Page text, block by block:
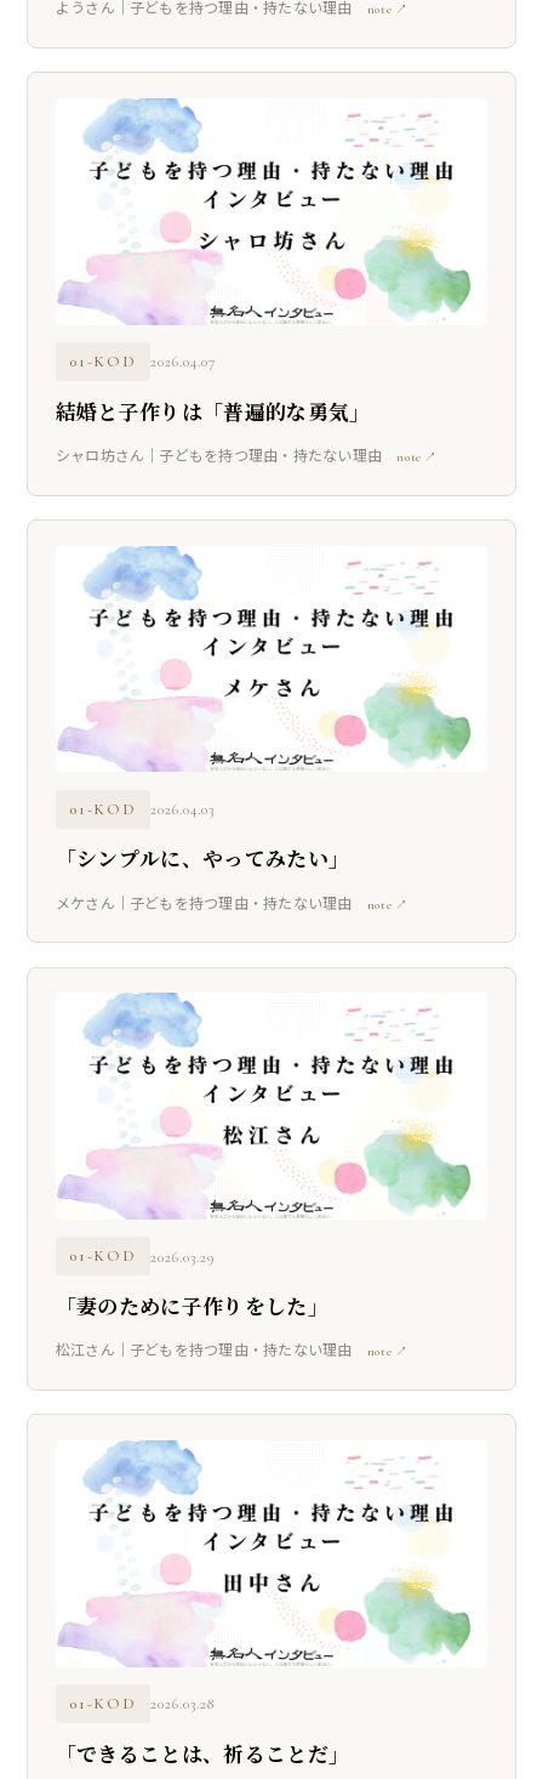
ようさん｜子どもを持つ理由・持たない理由 note ↗
01-KOD 2026.04.07
結婚と子作りは「普遍的な勇気」
シャロ坊さん｜子どもを持つ理由・持たない理由note ↗
01-KOD 2026.04.03
「シンプルに、やってみたい」
メケさん｜子どもを持つ理由・持たない理由 note ↗
01-KOD 2026.03.29
「妻のために子作りをした」
松江さん｜子どもを持つ理由・持たない理由 note ↗
01-KOD 2026.03.28
「できることは、祈ることだ」